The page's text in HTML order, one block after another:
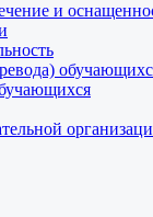
и